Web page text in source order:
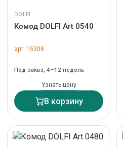
DOLFI
Комод DOLFI Art 0540
арт. 15308
Под заказ, 4–12 недель
Узнать цену
В корзину